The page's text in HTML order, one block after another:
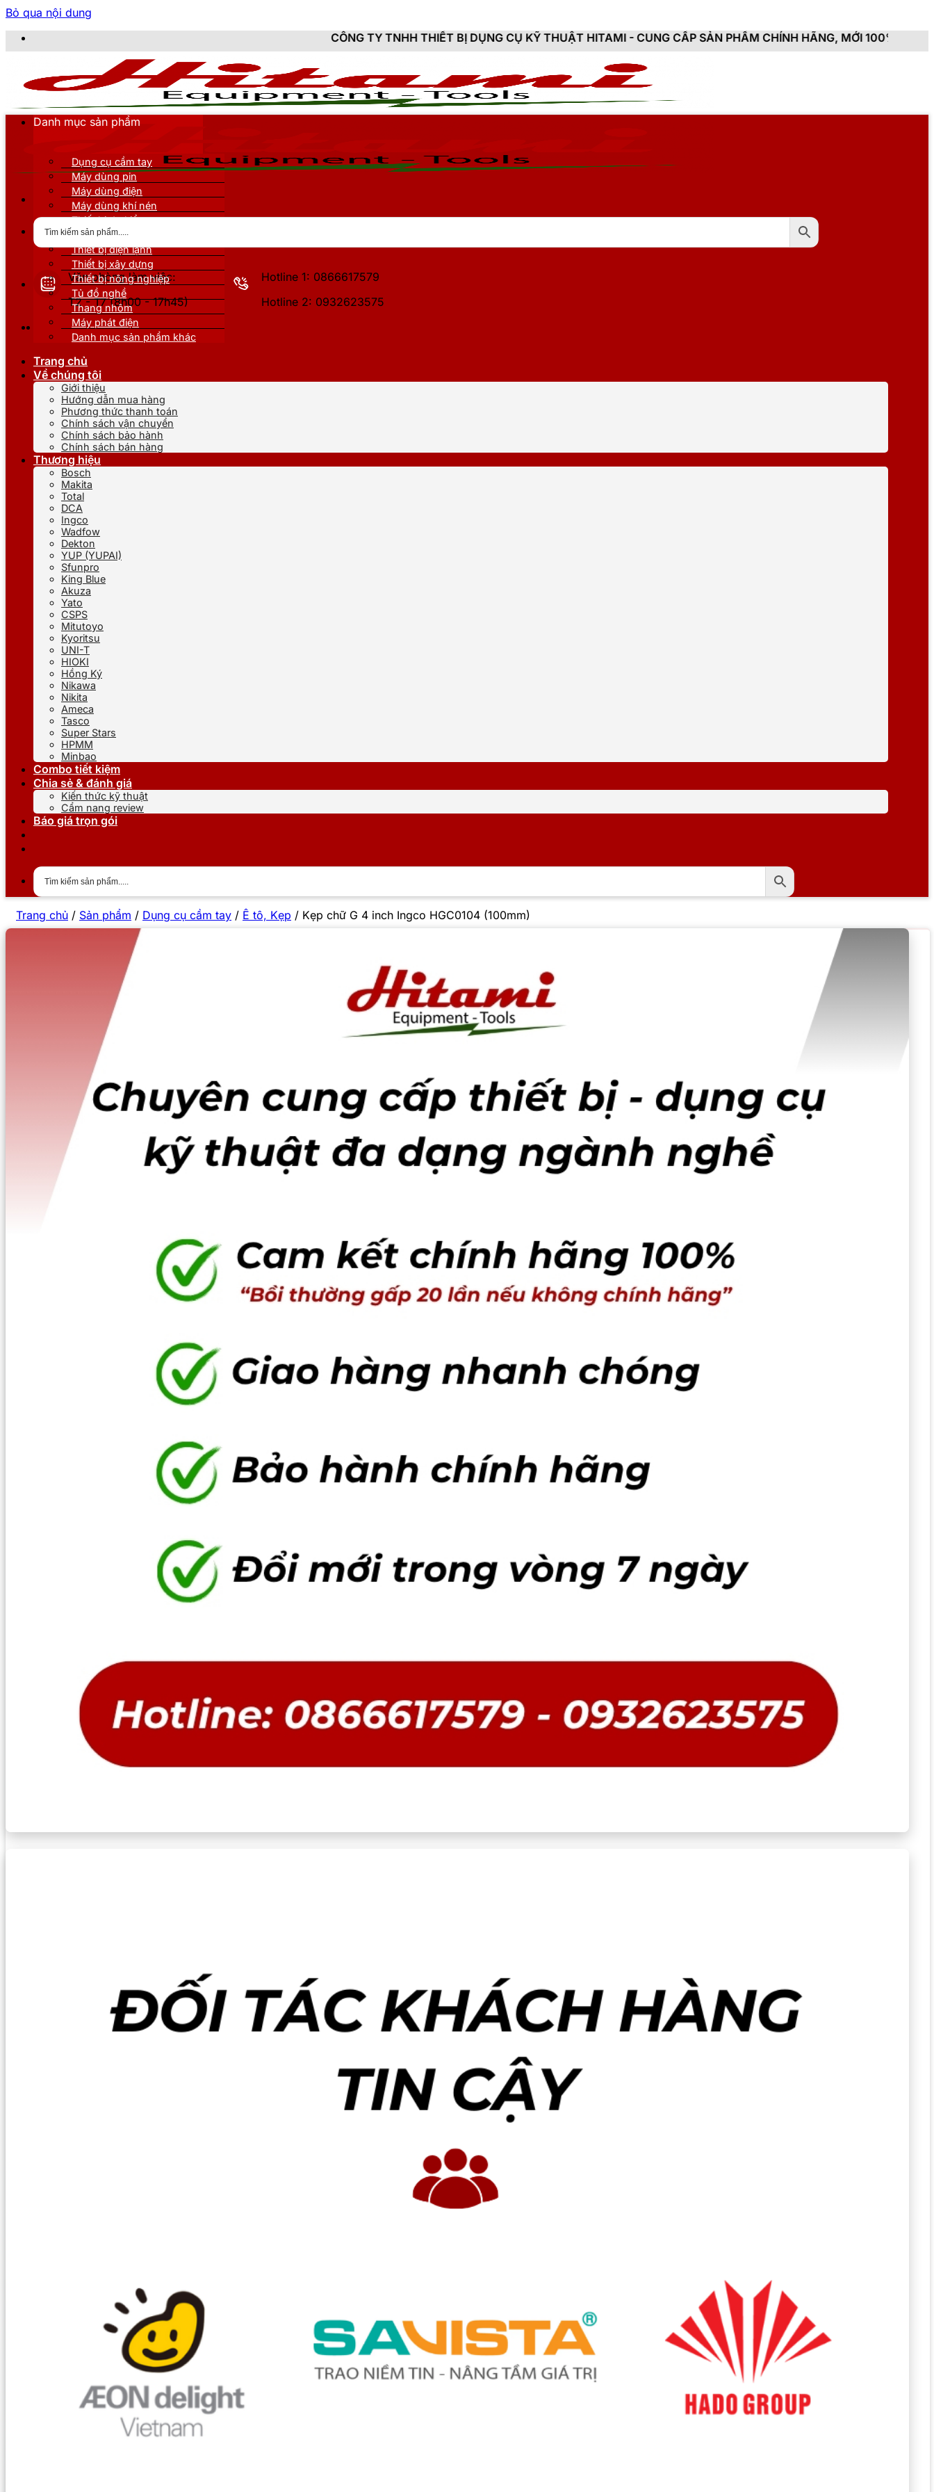
Bỏ qua nội dung
CÔNG TY TNHH THIẾT BỊ DỤNG CỤ KỸ THUẬT HITAMI - CUNG CẤP SẢN PHẨM CHÍNH HÃNG, MỚI 100%, ĐẦY ĐỦ CHỨNG TỪ,
Văn phòng làm việc:
T2 - T7 (8h00 - 17h45)
Hotline 1: 0866617579
Hotline 2: 0932623575
Danh mục sản phẩm
Dụng cụ cầm tay
Máy dùng pin
Máy dùng điện
Máy dùng khí nén
Thiết bị đo kiểm
Thiết bị nâng đỡ
Thiết bị điện lạnh
Thiết bị xây dựng
Thiết bị nông nghiệp
Tủ đồ nghề
Thang nhôm
Máy phát điện
Danh mục sản phẩm khác
Trang chủ
Về chúng tôi
Giới thiệu
Hướng dẫn mua hàng
Phương thức thanh toán
Chính sách vận chuyển
Chính sách bảo hành
Chính sách bán hàng
Thương hiệu
Bosch
Makita
Total
DCA
Ingco
Wadfow
Dekton
YUP (YUPAI)
Sfunpro
King Blue
Akuza
Yato
CSPS
Mitutoyo
Kyoritsu
UNI-T
HIOKI
Hồng Ký
Nikawa
Nikita
Ameca
Tasco
Super Stars
HPMM
Minbao
Combo tiết kiệm
Chia sẻ & đánh giá
Kiến thức kỹ thuật
Cẩm nang review
Báo giá trọn gói
Trang chủ / Sản phẩm / Dụng cụ cầm tay / Ê tô, Kẹp / Kẹp chữ G 4 inch Ingco HGC0104 (100mm)